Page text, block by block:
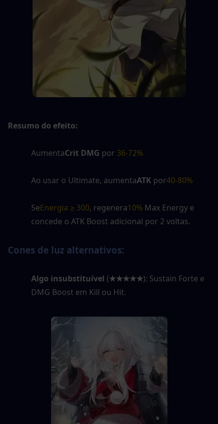
Resumo do efeito:
AumentaCrit DMG por 36-72%
Ao usar o Ultimate, aumentaATK por40-80%
SeEnergia ≥ 300, regenera10% Max Energy e
concede o ATK Boost adicional por 2 voltas.
Cones de luz alternativos:
Algo insubstituível (★★★★★): Sustain Forte e
DMG Boost em Kill ou Hit.